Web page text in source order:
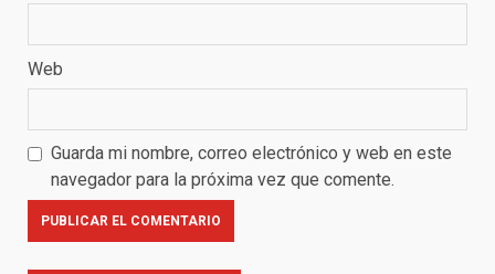
Web
Guarda mi nombre, correo electrónico y web en este
navegador para la próxima vez que comente.